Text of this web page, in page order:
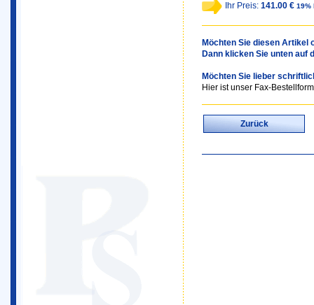
Ihr Preis: 141.00 € 19%
Möchten Sie diesen Artikel
Dann klicken Sie unten auf
Möchten Sie lieber
Hier ist unser Fax-
Zurück